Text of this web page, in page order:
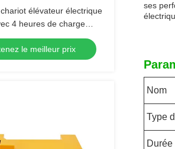
élévateur électrique
4 heures de charge
le meilleur prix
ses
Nom
Type